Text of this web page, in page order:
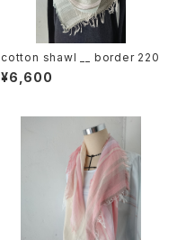
cotton shawl __ border 220
¥6,600